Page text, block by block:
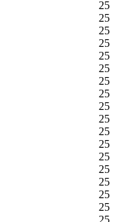
25
25
25
25
25
25
25
25
25
25
25
25
25
25
25
25
25
25